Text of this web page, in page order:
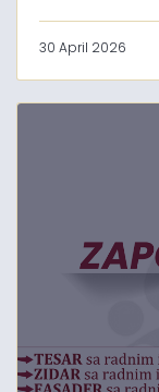
30 April 2026